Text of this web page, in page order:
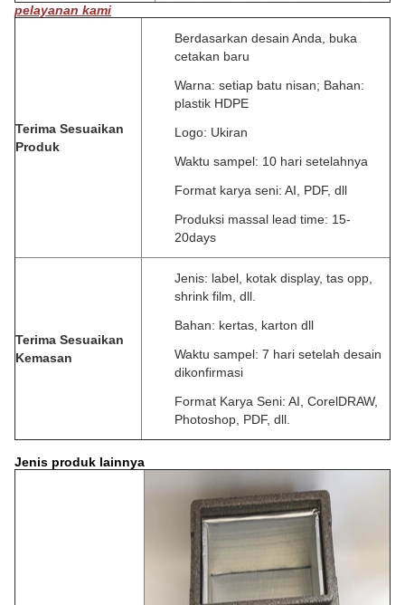
pelayanan kami
Terima Sesuaikan
Produk
Berdasarkan desain Anda, buka
cetakan baru
Warna: setiap batu nisan; Bahan:
plastik HDPE
Logo: Ukiran
Waktu sampel: 10 hari setelahnya
Format karya seni: AI, PDF, dll
Produksi massal lead time: 15-
20days
Terima Sesuaikan
Kemasan
Jenis: label, kotak display, tas opp,
shrink film, dll.
Bahan: kertas, karton dll
Waktu sampel: 7 hari setelah desain
dikonfirmasi
Format Karya Seni: AI, CorelDRAW,
Photoshop, PDF, dll.
Jenis produk lainnya